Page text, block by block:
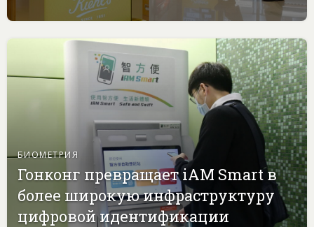
БИОМЕТРИЯ
Гонконг превращает iAM Smart в
более широкую инфраструктуру
цифровой идентификации